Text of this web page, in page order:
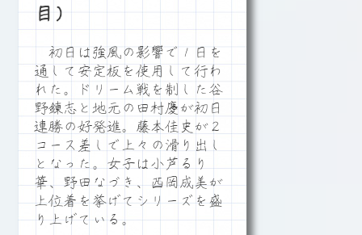
目）
初日は強風の影響で１日を
通して安定板を使用して行わ
れた。ドリーム戦を制した谷
野錬志と地元の田村慶が初日
連勝の好発進。藤本佳史が２
コース差しで上々の滑り出し
となった。女子は小芦るり
華、野田なづき、西岡成美が
上位着を挙げてシリーズを盛
り上げている。